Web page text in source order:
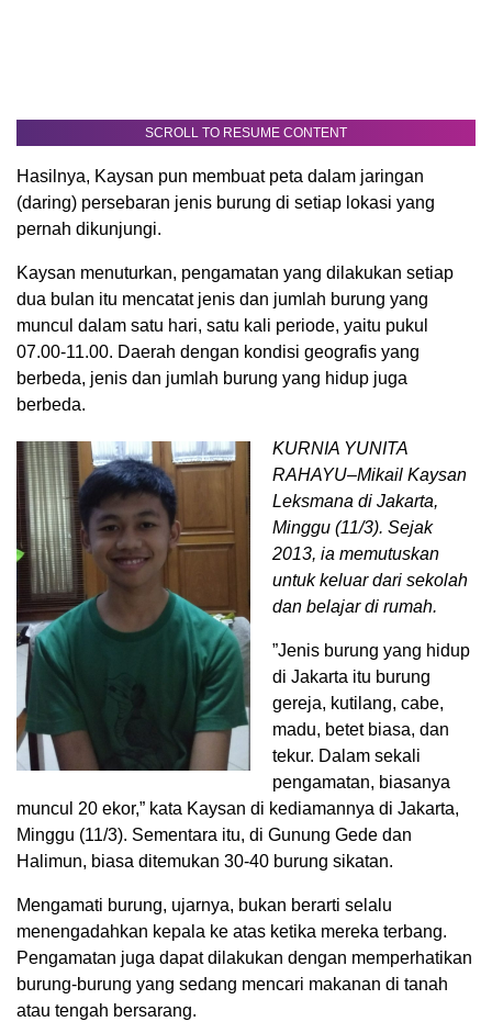
SCROLL TO RESUME CONTENT
Hasilnya, Kaysan pun membuat peta dalam jaringan
(daring) persebaran jenis burung di setiap lokasi yang
pernah dikunjungi.
Kaysan menuturkan, pengamatan yang dilakukan setiap
dua bulan itu mencatat jenis dan jumlah burung yang
muncul dalam satu hari, satu kali periode, yaitu pukul
07.00-11.00. Daerah dengan kondisi geografis yang
berbeda, jenis dan jumlah burung yang hidup juga
berbeda.
KURNIA YUNITA
RAHAYU–Mikail Kaysan
Leksmana di Jakarta,
Minggu (11/3). Sejak
2013, ia memutuskan
untuk keluar dari sekolah
dan belajar di rumah.
”Jenis burung yang hidup
di Jakarta itu burung
gereja, kutilang, cabe,
madu, betet biasa, dan
tekur. Dalam sekali
pengamatan, biasanya
muncul 20 ekor,” kata Kaysan di kediamannya di Jakarta,
Minggu (11/3). Sementara itu, di Gunung Gede dan
Halimun, biasa ditemukan 30-40 burung sikatan.
Mengamati burung, ujarnya, bukan berarti selalu
menengadahkan kepala ke atas ketika mereka terbang.
Pengamatan juga dapat dilakukan dengan memperhatikan
burung-burung yang sedang mencari makanan di tanah
atau tengah bersarang.